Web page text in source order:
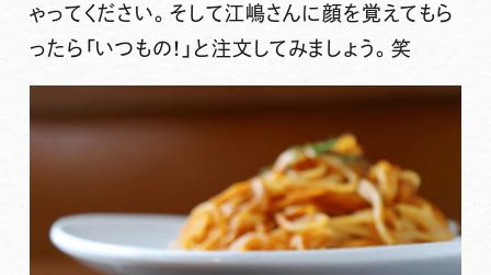
ゃってください。そして江嶋さんに顔を覚えてもら
ったら「いつもの！」と注文してみましょう。笑